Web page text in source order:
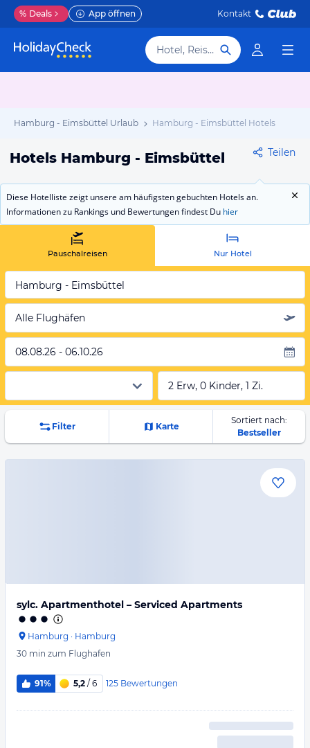
% Deals App öffnen Kontakt
Hotel, Reiseziel
Hamburg - Eimsbüttel Urlaub Hamburg - Eimsbüttel Hotels
Hotels Hamburg - Eimsbüttel Teilen
Diese Hotelliste zeigt unsere am häufigsten gebuchten Hotels an.
Informationen zu Rankings und Bewertungen findest Du hier
Pauschalreisen Nur Hotel
Hamburg - Eimsbüttel
Alle Flughäfen
08.08.26 - 06.10.26
2 Erw, 0 Kinder, 1 Zi.
Filter Karte
Sortiert nach:
Bestseller
sylc. Apartmenthotel – Serviced Apartments
Hamburg · Hamburg
30 min zum Flughafen
91% 5,2 / 6 125 Bewertungen